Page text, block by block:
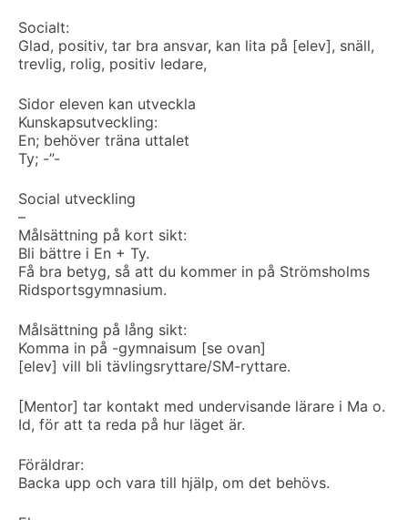
Socialt:
Glad, positiv, tar bra ansvar, kan lita på [elev], snäll,
trevlig, rolig, positiv ledare,
Sidor eleven kan utveckla
Kunskapsutveckling:
En; behöver träna uttalet
Ty; -”-
Social utveckling
–
Målsättning på kort sikt:
Bli bättre i En + Ty.
Få bra betyg, så att du kommer in på Strömsholms
Ridsportsgymnasium.
Målsättning på lång sikt:
Komma in på -gymnaisum [se ovan]
[elev] vill bli tävlingsryttare/SM-ryttare.
[Mentor] tar kontakt med undervisande lärare i Ma o.
Id, för att ta reda på hur läget är.
Föräldrar:
Backa upp och vara till hjälp, om det behövs.